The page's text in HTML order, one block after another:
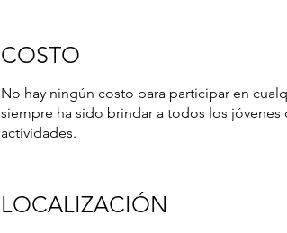
COSTO
No hay ningún costo para participar en
siempre ha sido brindar a todos los
actividades.
LOCALIZACIÓN